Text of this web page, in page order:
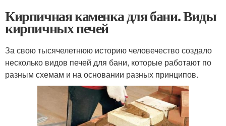
Кирпичная каменка для бани. Виды
кирпичных печей
За свою тысячелетнюю историю человечество создало
несколько видов печей для бани, которые работают по
разным схемам и на основании разных принципов.